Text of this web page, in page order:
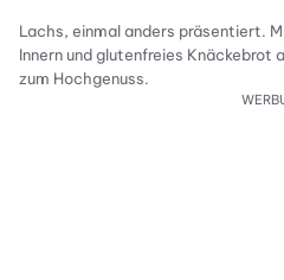
Lachs, einmal anders präsentiert.
Innern und glutenfreies Knäckebrot
zum Hochgenuss.